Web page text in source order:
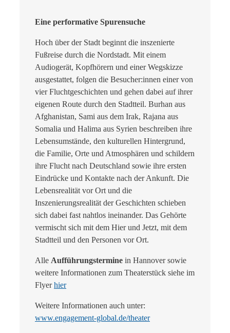
Eine performative Spurensuche
Hoch über der Stadt beginnt die inszenierte
Fußreise durch die Nordstadt. Mit einem
Audiogerät, Kopfhörern und einer Wegskizze
ausgestattet, folgen die Besucher:innen einer von
vier Fluchtgeschichten und gehen dabei auf ihrer
eigenen Route durch den Stadtteil. Burhan aus
Afghanistan, Sami aus dem Irak, Rajana aus
Somalia und Halima aus Syrien beschreiben ihre
Lebensumstände, den kulturellen Hintergrund,
die Familie, Orte und Atmosphären und schildern
ihre Flucht nach Deutschland sowie ihre ersten
Eindrücke und Kontakte nach der Ankunft. Die
Lebensrealität vor Ort und die
Inszenierungsrealität der Geschichten schieben
sich dabei fast nahtlos ineinander. Das Gehörte
vermischt sich mit dem Hier und Jetzt, mit dem
Stadtteil und den Personen vor Ort.
Alle Aufführungstermine in Hannover sowie
weitere Informationen zum Theaterstück siehe im
Flyerhier
Weitere Informationen auch unter:
www.engagement-global.de/theater